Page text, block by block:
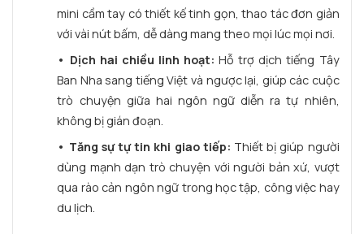
mini cầm tay có thiết kế tinh gọn, thao tác đơn giản
với vài nút bấm, dễ dàng mang theo mọi lúc mọi nơi.
• Dịch hai chiều linh hoạt:Hỗ trợ dịch tiếng Tây
Ban Nha sang tiếng Việt và ngược lại, giúp các cuộc
trò chuyện giữa hai ngôn ngữ diễn ra tự nhiên,
không bị gián đoạn.
• Tăng sự tự tin khi giao tiếp: Thiết bị giúp người
dùng mạnh dạn trò chuyện với người bản xứ, vượt
qua rào cản ngôn ngữ trong học tập, công việc hay
du lịch.